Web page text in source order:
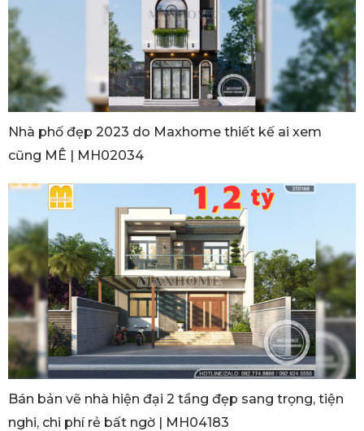
Nhà phố đẹp 2023 do Maxhome thiết kế ai xem
cũng MÊ | MH02034
Bán bản vẽ nhà hiện đại 2 tầng đẹp sang trọng, tiện
nghi, chi phí rẻ bất ngờ | MH04183